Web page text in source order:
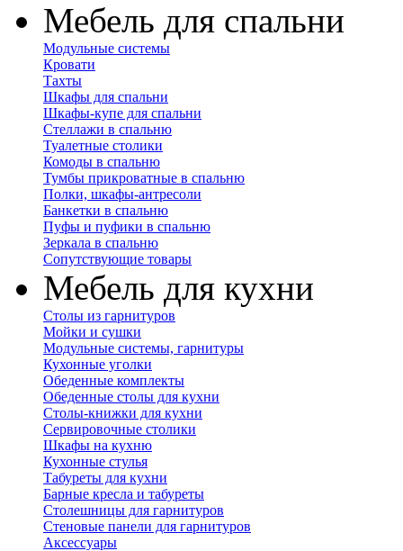
Мебель для спальни
Модульные системы
Кровати
Тахты
Шкафы для спальни
Шкафы-купе для спальни
Стеллажи в спальню
Туалетные столики
Комоды в спальню
Тумбы прикроватные в спальню
Полки, шкафы-антресоли
Банкетки в спальню
Пуфы и пуфики в спальню
Зеркала в спальню
Сопутствующие товары
Мебель для кухни
Столы из гарнитуров
Мойки и сушки
Модульные системы, гарнитуры
Кухонные уголки
Обеденные комплекты
Обеденные столы для кухни
Столы-книжки для кухни
Сервировочные столики
Шкафы на кухню
Кухонные стулья
Табуреты для кухни
Барные кресла и табуреты
Столешницы для гарнитуров
Стеновые панели для гарнитуров
Аксессуары